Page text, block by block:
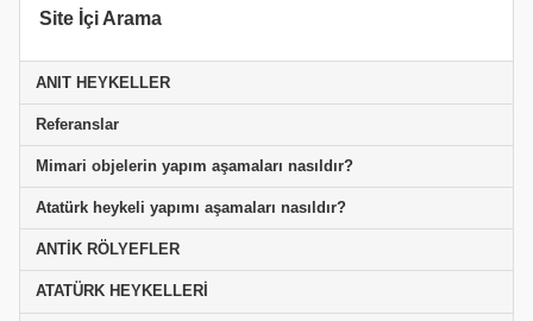
Site İçi Arama
ANIT HEYKELLER
Referanslar
Mimari objelerin yapım aşamaları nasıldır?
Atatürk heykeli yapımı aşamaları nasıldır?
ANTİK RÖLYEFLER
ATATÜRK HEYKELLERİ